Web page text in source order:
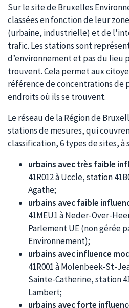
Sur le site de Bruxelles
classées en fonction de leur
(urbaine, industrielle) et de
trafic. Les stations sont
d’environnement et pas du lieu
trouvent. Cela permet aux
référence de concentrations de
endroits où ils se trouvent.
Le réseau de la Région de
stations de mesures, qui
classification, 6 types de sites, à
urbains avec très faible
41R012 à Uccle, station
Agathe;
urbains avec faible
41MEU1 à Neder-Over-
Parlement UE (non gérée
Environnement);
urbains avec influence
41R001 à Molenbeek-St-
Sainte-Catherine, station
Lambert;
urbains avec forte